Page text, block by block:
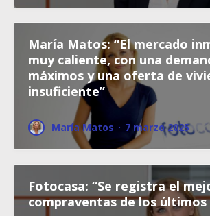
María Matos: “El mercado
muy caliente, con una
máximos y una oferta de
insuficiente”
María Matos · 7 marzo 2025
Fotocasa: “Se registra el
compraventas de los últimos